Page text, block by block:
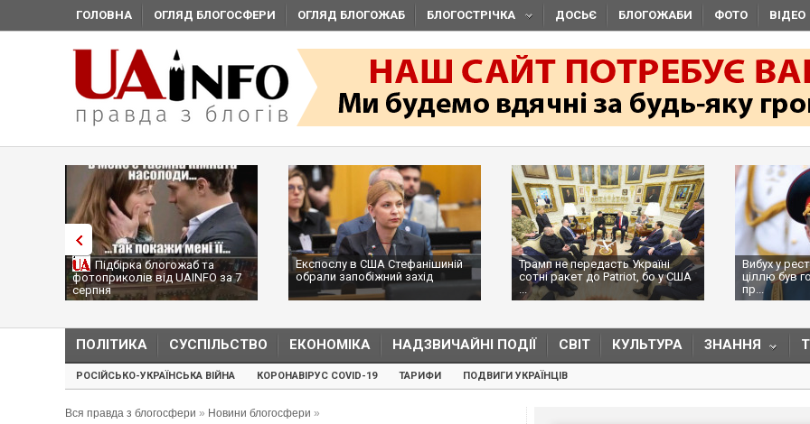
ГОЛОВНА ОГЛЯД БЛОГОСФЕРИ ОГЛЯД БЛОГОЖАБ БЛОГОСТРІЧКА ДОСЬЄ БЛОГОЖАБИ ФОТО ВІДЕО
Підбірка блогожаб та
фотоприколів від UAINFO за 7
серпня
Експослу в США Стефанішиній
обрали запобіжний захід
Трамп не передасть Україні
сотні ракет до Patriot, бо у США
...
Вибух у
ціллю був
пр...
ПОЛІТИКА СУСПІЛЬСТВО ЕКОНОМІКА НАДЗВИЧАЙНІ ПОДІЇ СВІТ КУЛЬТУРА ЗНАННЯ
РОСІЙСЬКО-УКРАЇНСЬКА ВІЙНА КОРОНАВІРУС COVID-19 ТАРИФИ ПОДВИГИ УКРАЇНЦІВ
Вся правда з блогосфери » Новини блогосфери »